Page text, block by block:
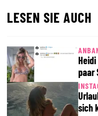
LESEN SIE AUCH
paar
sich